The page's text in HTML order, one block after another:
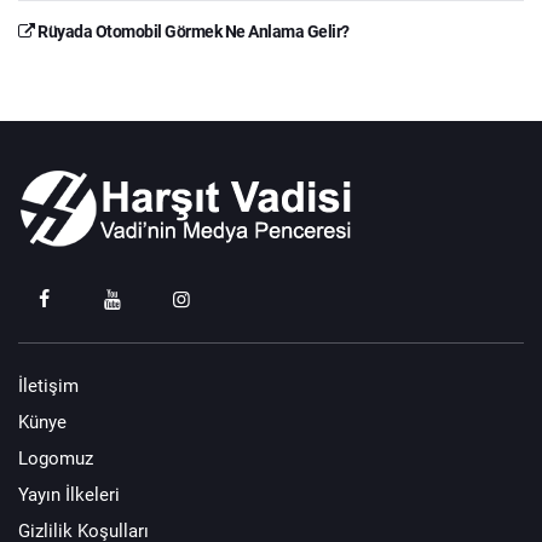
Rüyada Otomobil Görmek Ne Anlama Gelir?
İletişim
Künye
Logomuz
Yayın İlkeleri
Gizlilik Koşulları